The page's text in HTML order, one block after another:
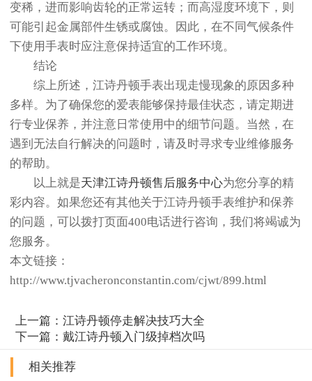
变稀，进而影响齿轮的正常运转；而高湿度环境下，则
可能引起金属部件生锈或腐蚀。因此，在不同气候条件
下使用手表时应注意保持适宜的工作环境。
结论
综上所述，江诗丹顿手表出现走慢现象的原因多种
多样。为了确保您的爱表能够保持最佳状态，请定期进
行专业保养，并注意日常使用中的细节问题。当然，在
遇到无法自行解决的问题时，请及时寻求专业维修服务
的帮助。
以上就是天津江诗丹顿售后服务中心为您分享的精
彩内容。如果您还有其他关于江诗丹顿手表维护和保养
的问题，可以拨打页面400电话进行咨询，我们将竭诚为
您服务。
本文链接：
http://www.tjvacheronconstantin.com/cjwt/899.html
上一篇：江诗丹顿停走解决技巧大全
下一篇：戴江诗丹顿入门级掉档次吗
相关推荐